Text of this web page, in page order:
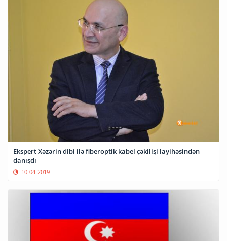
Ekspert Xəzərin dibi ilə fiberoptik kabel çəkilişi layihəsindən
danışdı
10-04-2019